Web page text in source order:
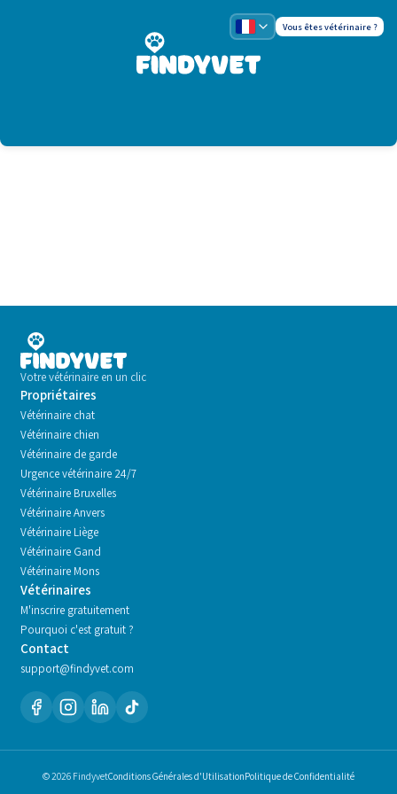
Vous êtes vétérinaire ?
Votre vétérinaire en un clic
Propriétaires
Vétérinaire chat
Vétérinaire chien
Vétérinaire de garde
Urgence vétérinaire 24/7
Vétérinaire Bruxelles
Vétérinaire Anvers
Vétérinaire Liège
Vétérinaire Gand
Vétérinaire Mons
Vétérinaires
M'inscrire gratuitement
Pourquoi c'est gratuit ?
Contact
support@findyvet.com
© 2026 FindyvetConditions Générales d'UtilisationPolitique de Confidentialité